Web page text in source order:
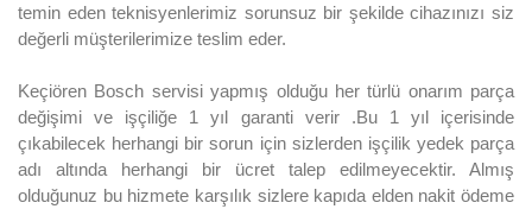
temin eden teknisyenlerimiz sorunsuz bir şekilde cihazınızı siz
değerli müşterilerimize teslim eder.
Keçiören Bosch servisi yapmış olduğu her türlü onarım parça
değişimi ve işçiliğe 1 yıl garanti verir .Bu 1 yıl içerisinde
çıkabilecek herhangi bir sorun için sizlerden işçilik yedek parça
adı altında herhangi bir ücret talep edilmeyecektir. Almış
olduğunuz bu hizmete karşılık sizlere kapıda elden nakit ödeme